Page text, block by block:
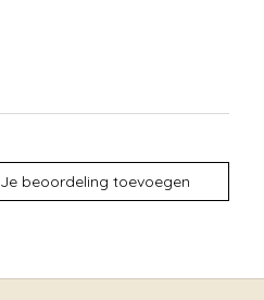
Je beoordeling toevoegen